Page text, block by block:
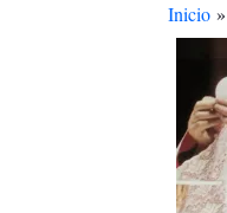
Inicio